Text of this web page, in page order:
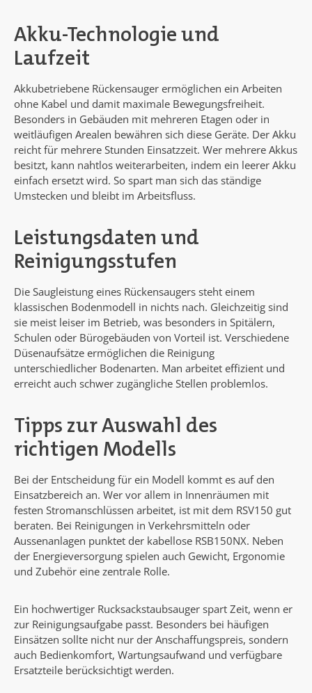
Akku-Technologie und
Laufzeit
Akkubetriebene Rückensauger ermöglichen ein Arbeiten
ohne Kabel und damit maximale Bewegungsfreiheit.
Besonders in Gebäuden mit mehreren Etagen oder in
weitläufigen Arealen bewähren sich diese Geräte. Der Akku
reicht für mehrere Stunden Einsatzzeit. Wer mehrere Akkus
besitzt, kann nahtlos weiterarbeiten, indem ein leerer Akku
einfach ersetzt wird. So spart man sich das ständige
Umstecken und bleibt im Arbeitsfluss.
Leistungsdaten und
Reinigungsstufen
Die Saugleistung eines Rückensaugers steht einem
klassischen Bodenmodell in nichts nach. Gleichzeitig sind
sie meist leiser im Betrieb, was besonders in Spitälern,
Schulen oder Bürogebäuden von Vorteil ist. Verschiedene
Düsenaufsätze ermöglichen die Reinigung
unterschiedlicher Bodenarten. Man arbeitet effizient und
erreicht auch schwer zugängliche Stellen problemlos.
Tipps zur Auswahl des
richtigen Modells
Bei der Entscheidung für ein Modell kommt es auf den
Einsatzbereich an. Wer vor allem in Innenräumen mit
festen Stromanschlüssen arbeitet, ist mit dem RSV150 gut
beraten. Bei Reinigungen in Verkehrsmitteln oder
Aussenanlagen punktet der kabellose RSB150NX. Neben
der Energieversorgung spielen auch Gewicht, Ergonomie
und Zubehör eine zentrale Rolle.
Ein hochwertiger Rucksackstaubsauger spart Zeit, wenn er
zur Reinigungsaufgabe passt. Besonders bei häufigen
Einsätzen sollte nicht nur der Anschaffungspreis, sondern
auch Bedienkomfort, Wartungsaufwand und verfügbare
Ersatzteile berücksichtigt werden.